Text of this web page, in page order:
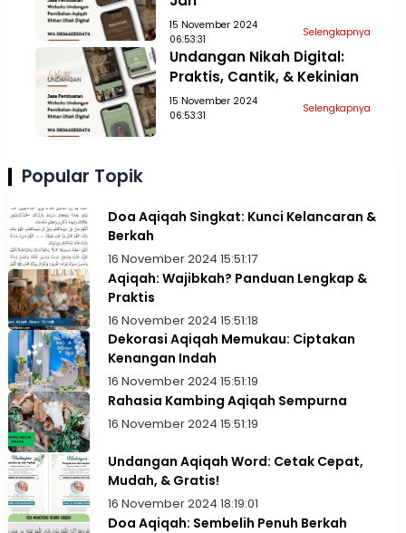
15 November 2024
06:53:31
Selengkapnya
Undangan Nikah Digital:
Praktis, Cantik, & Kekinian
15 November 2024
06:53:31
Selengkapnya
Popular Topik
Doa Aqiqah Singkat: Kunci Kelancaran &
Berkah
16 November 2024 15:51:17
Aqiqah: Wajibkah? Panduan Lengkap &
Praktis
16 November 2024 15:51:18
Dekorasi Aqiqah Memukau: Ciptakan
Kenangan Indah
16 November 2024 15:51:19
Rahasia Kambing Aqiqah Sempurna
16 November 2024 15:51:19
Undangan Aqiqah Word: Cetak Cepat,
Mudah, & Gratis!
16 November 2024 18:19:01
Doa Aqiqah: Sembelih Penuh Berkah